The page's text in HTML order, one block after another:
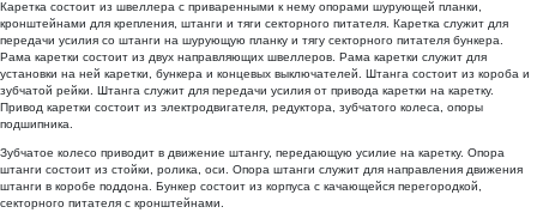
Каретка состоит из швеллера с приваренными к нему опорами шурующей планки,
кронштейнами для крепления, штанги и тяги секторного питателя. Каретка служит для
передачи усилия со штанги на шурующую планку и тягу секторного питателя бункера.
Рама каретки состоит из двух направляющих швеллеров. Рама каретки служит для
установки на ней каретки, бункера и концевых выключателей. Штанга состоит из короба и
зубчатой рейки. Штанга служит для передачи усилия от привода каретки на каретку.
Привод каретки состоит из электродвигателя, редуктора, зубчатого колеса, опоры
подшипника.
Зубчатое колесо приводит в движение штангу, передающую усилие на каретку. Опора
штанги состоит из стойки, ролика, оси. Опора штанги служит для направления движения
штанги в коробе поддона. Бункер состоит из корпуса с качающейся перегородкой,
секторного питателя с кронштейнами.